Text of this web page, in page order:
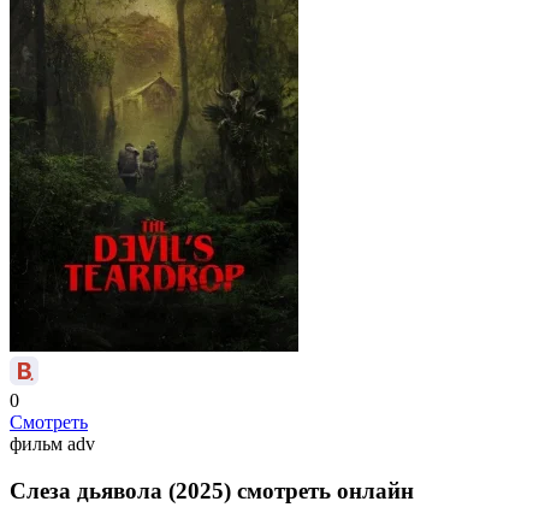
0
Смотреть
фильм adv
Слеза дьявола (2025) смотреть онлайн